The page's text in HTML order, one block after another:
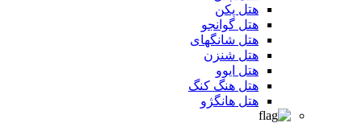
هتل پکن
هتل گوانجو
هتل شانگهای
هتل شنزن
هتل ایوو
هتل هنگ کنگ
هتل هانگژو